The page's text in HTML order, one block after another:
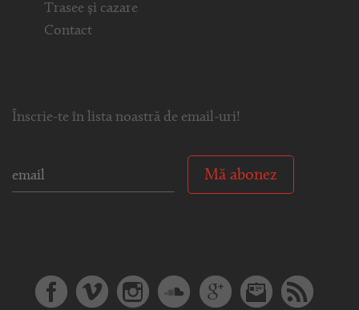
Trasee și cazare
Contact
Înscrie-te în lista noastră de email-uri!
Mă abonez